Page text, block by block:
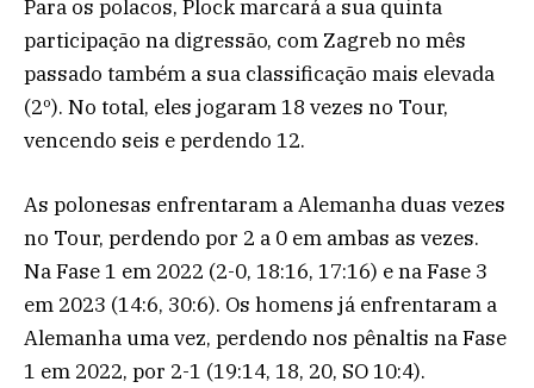
Para os polacos, Plock marcará a sua quinta
participação na digressão, com Zagreb no mês
passado também a sua classificação mais elevada
(2º). No total, eles jogaram 18 vezes no Tour,
vencendo seis e perdendo 12.
As polonesas enfrentaram a Alemanha duas vezes
no Tour, perdendo por 2 a 0 em ambas as vezes.
Na Fase 1 em 2022 (2-0, 18:16, 17:16) e na Fase 3
em 2023 (14:6, 30:6). Os homens já enfrentaram a
Alemanha uma vez, perdendo nos pênaltis na Fase
1 em 2022, por 2-1 (19:14, 18, 20, SO 10:4).